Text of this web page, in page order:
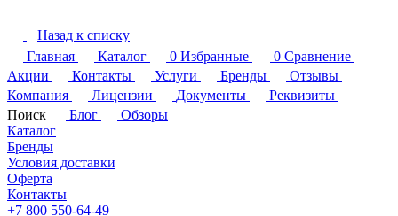
Назад к списку
Главная
Каталог 0 Избранные 0 Сравнение
Акции
Контакты Услуги Бренды
Отзывы
Компания
Лицензии Документы
Реквизиты
Поиск
Блог
Обзоры
Каталог
Бренды
Условия доставки
Оферта
Контакты
+7 800 550-64-49